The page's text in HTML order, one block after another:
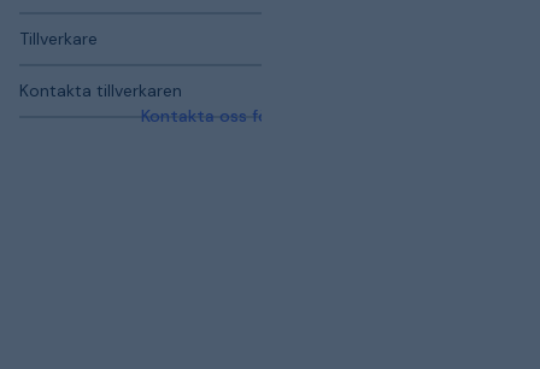
Tillverkare
Kontakta tillverkaren
Kontakta oss för mer information